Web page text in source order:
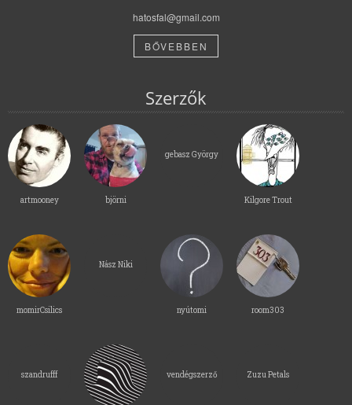
hatosfal@gmail.com
BŐVEBBEN
Szerzők
artmooney björni
gebasz György
Kilgore Trout
momirCsilics
Nász Niki
nyútomi room303
szandrufff vendégszerző Zuzu Petals